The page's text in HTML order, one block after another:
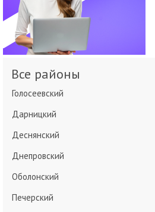
Все районы
Голосеевский
Дарницкий
Деснянский
Днепровский
Оболонский
Печерский